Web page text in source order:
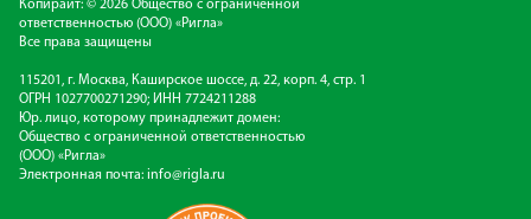
Копирайт: © 2026 Общество с ограниченной
ответственностью (ООО) «Ригла»
Все права защищены
115201, г. Москва, Каширское шоссе, д. 22, корп. 4, стр. 1
ОГРН 1027700271290; ИНН 7724211288
Юр. лицо, которому принадлежит домен:
Общество с ограниченной ответственностью
(ООО) «Ригла»
Электронная почта: info@rigla.ru